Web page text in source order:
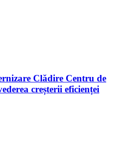
Clădire Centru de
creșterii eficienței